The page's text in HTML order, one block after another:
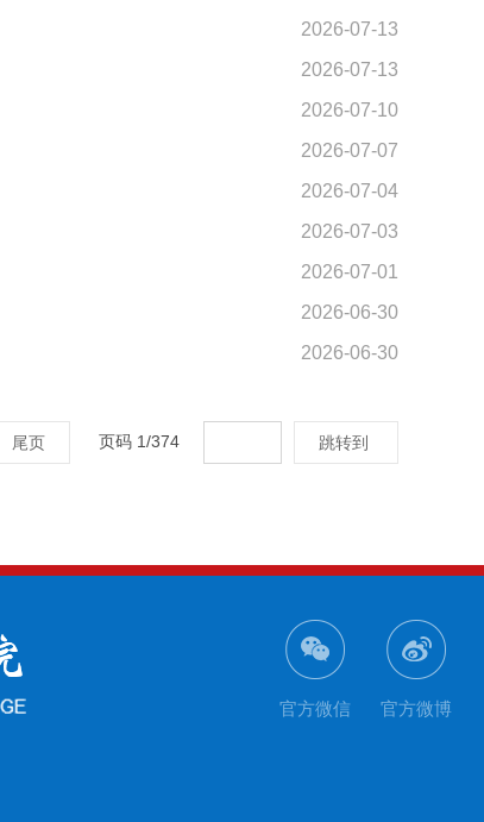
2026-07-13
2026-07-13
2026-07-10
2026-07-07
2026-07-04
2026-07-03
2026-07-01
2026-06-30
2026-06-30
尾页 页码 1/374 跳转到
官方微信 官方微博